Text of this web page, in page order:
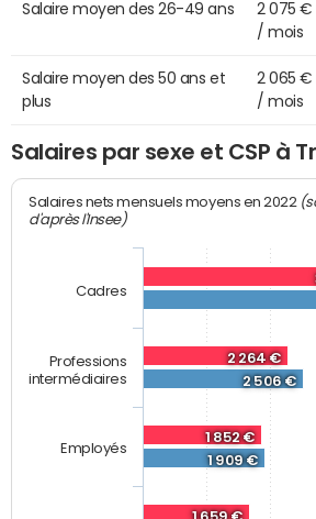
Salaire moyen des 26-49 ans
2 075 €
/ mois
Salaire moyen des 50 ans et
plus
2 065 €
/ mois
Salaires par sexe et CSP à
Salaires nets mensuels moyens en 2022
d'après l'Insee)
2 264 €
1 852 €
1 659 €
2 506 €
1 909 €
Cadres
Professions
intermédiaires
Employés